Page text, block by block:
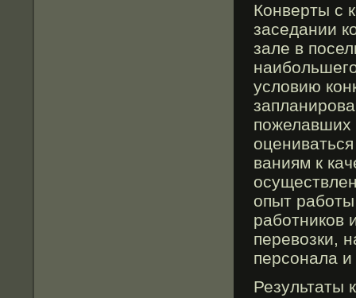
Конверты с
заседании
зале в
усло­вию
пожелавших
ваниям к
опыт
работников
перевозки,
персонала и
Результаты